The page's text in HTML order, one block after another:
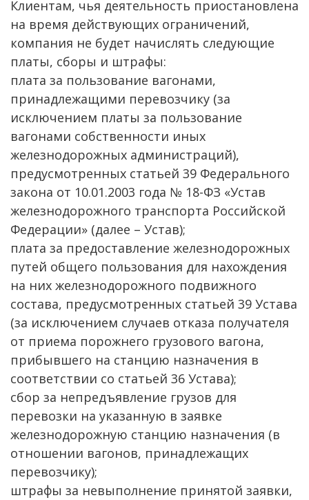
Клиентам, чья деятельность приостановлена
на время действующих ограничений,
компания не будет начислять следующие
платы, сборы и штрафы:
плата за пользование вагонами,
принадлежащими перевозчику (за
исключением платы за пользование
вагонами собственности иных
железнодорожных администраций),
предусмотренных статьей 39 Федерального
закона от 10.01.2003 года № 18-ФЗ «Устав
железнодорожного транспорта Российской
Федерации» (далее – Устав);
плата за предоставление железнодорожных
путей общего пользования для нахождения
на них железнодорожного подвижного
состава, предусмотренных статьей 39 Устава
(за исключением случаев отказа получателя
от приема порожнего грузового вагона,
прибывшего на станцию назначения в
соответствии со статьей 36 Устава);
сбор за непредъявление грузов для
перевозки на указанную в заявке
железнодорожную станцию назначения (в
отношении вагонов, принадлежащих
перевозчику);
штрафы за невыполнение принятой заявки,